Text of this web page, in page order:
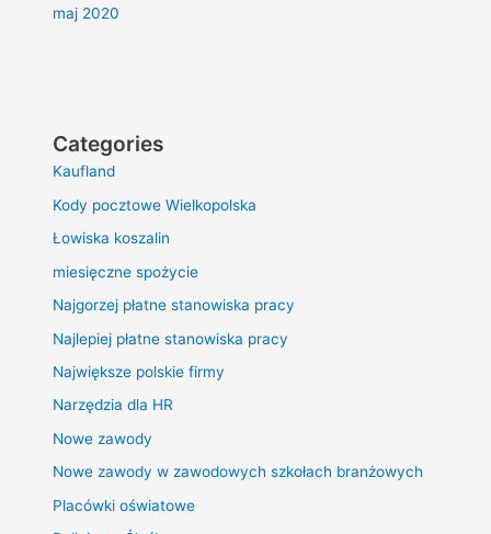
maj 2020
Categories
Kaufland
Kody pocztowe Wielkopolska
Łowiska koszalin
miesięczne spożycie
Najgorzej płatne stanowiska pracy
Najlepiej płatne stanowiska pracy
Największe polskie firmy
Narzędzia dla HR
Nowe zawody
Nowe zawody w zawodowych szkołach branżowych
Placówki oświatowe